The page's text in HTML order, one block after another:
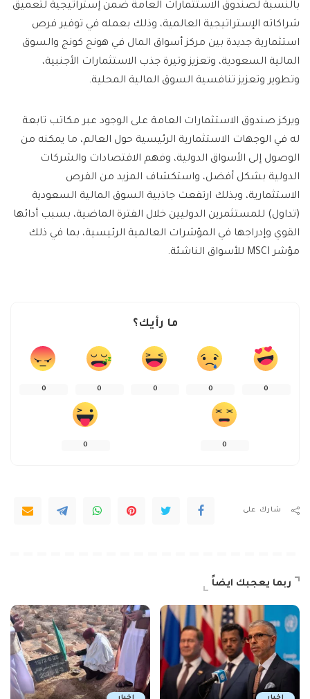
بالنسبة لصندوق الاستثمارات العامة ضمن إستراتيجية لتعميق
شراكاته الإستراتيجية العالمية، وذلك بعمله في توفير فرص
استثمارية جديدة بين مركز أسواق المال في هونج كونج والسوق
المالية السعودية، وتعزيز وتيرة جذب الاستثمارات الأجنبية،
وتطوير وتعزيز تنافسية السوق المالية المحلية.
ويركز صندوق الاستثمارات العامة على الوجود عبر مكاتب تابعة
له في الوجهات الاستثمارية الرئيسية حول العالم، ما يمكنه من
الوصول إلى الأسواق الدولية، وفهم الاقتصادات والشركات
الدولية بشكل أفضل، واستكشاف المزيد من الفرص
الاستثمارية، وبذلك ارتفعت جاذبية السوق المالية السعودية
(تداول) للمستثمرين الدوليين خلال الفترة الماضية، بسبب أدائها
القوي وإدراجها في المؤشرات العالمية الرئيسية، بما في ذلك
مؤشر MSCI للأسواق الناشئة.
ما رأيك؟
0
0
0
0
0
0
0
شارك على
ربما يعجبك ايضاً